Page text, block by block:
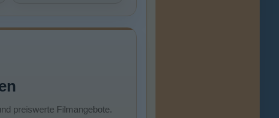
preiswerte Filmangebote.